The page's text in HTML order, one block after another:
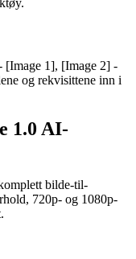
[Image 1], [Image 2] -
og rekvisittene inn i
1.0 AI-
bilde-til-
720p- og 1080p-